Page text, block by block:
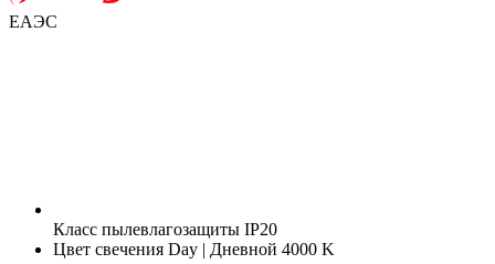
ЕАЭС
Класс пылевлагозащиты IP20
Цвет свечения Day | Дневной 4000 K